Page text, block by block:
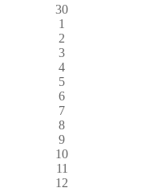
30
1
2
3
4
5
6
7
8
9
10
11
12